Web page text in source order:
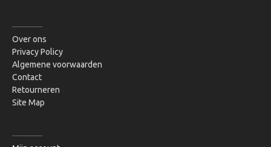
Over ons
Privacy Policy
Algemene voorwaarden
Contact
Retourneren
Site Map